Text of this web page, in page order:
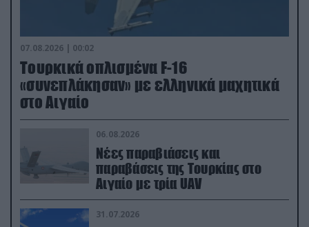
07.08.2026 | 00:02
Τουρκικά οπλισμένα F-16
«συνεπλάκησαν» με ελληνικά μαχητικά
στο Αιγαίο
06.08.2026
Νέες παραβιάσεις και
παραβάσεις της Τουρκίας στο
Αιγαίο με τρία UAV
31.07.2026